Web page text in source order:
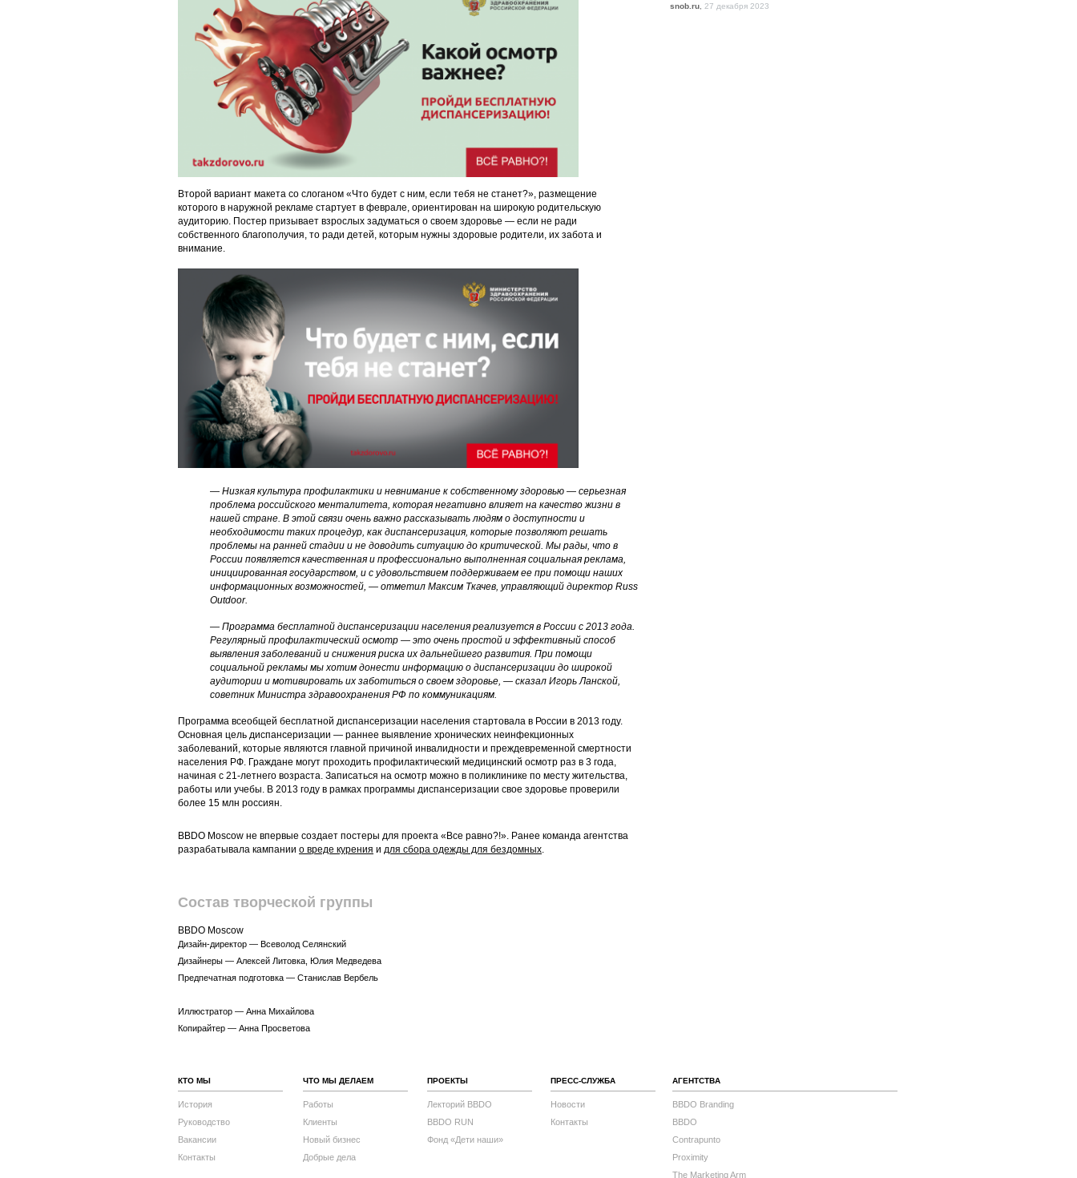
Второй вариант макета со слоганом «Что будет с ним, если тебя не станет?», размещение
которого в наружной рекламе стартует в феврале, ориентирован на широкую родительскую
аудиторию. Постер призывает взрослых задуматься о своем здоровье — если не ради
собственного благополучия, то ради детей, которым нужны здоровые родители, их забота и
внимание.
— Низкая культура профилактики и невнимание к собственному здоровью — серьезная
проблема российского менталитета, которая негативно влияет на качество жизни в
нашей стране. В этой связи очень важно рассказывать людям о доступности и
необходимости таких процедур, как диспансеризация, которые позволяют решать
проблемы на ранней стадии и не доводить ситуацию до критической. Мы рады, что в
России появляется качественная и профессионально выполненная социальная реклама,
инициированная государством, и с удовольствием поддерживаем ее при помощи наших
информационных возможностей, — отметил Максим Ткачев, управляющий директор Russ
Outdoor.
— Программа бесплатной диспансеризации населения реализуется в России с 2013 года.
Регулярный профилактический осмотр — это очень простой и эффективный способ
выявления заболеваний и снижения риска их дальнейшего развития. При помощи
социальной рекламы мы хотим донести информацию о диспансеризации до широкой
аудитории и мотивировать их заботиться о своем здоровье, — сказал Игорь Ланской,
советник Министра здравоохранения РФ по коммуникациям.
Программа всеобщей бесплатной диспансеризации населения стартовала в России в 2013 году.
Основная цель диспансеризации — раннее выявление хронических неинфекционных
заболеваний, которые являются главной причиной инвалидности и преждевременной смертности
населения РФ. Граждане могут проходить профилактический медицинский осмотр раз в 3 года,
начиная с 21-летнего возраста. Записаться на осмотр можно в поликлинике по месту жительства,
работы или учебы. В 2013 году в рамках программы диспансеризации свое здоровье проверили
более 15 млн россиян.
BBDO Moscow не впервые создает постеры для проекта «Все равно?!». Ранее команда агентства
разрабатывала кампании о вреде курения и для сбора одежды для бездомных.
Состав творческой группы
BBDO Moscow
Дизайн-директор — Всеволод Селянский
Дизайнеры — Алексей Литовка, Юлия Медведева
Предпечатная подготовка — Станислав Вербель
Иллюстратор — Анна Михайлова
Копирайтер — Анна Просветова
snob.ru 27 декабря 2023
КТО МЫ
История
Руководство
Вакансии
Контакты
ЧТО МЫ ДЕЛАЕМ
Работы
Клиенты
Новый бизнес
Добрые дела
ПРОЕКТЫ
Лекторий BBDO
BBDO RUN
Фонд «Дети наши»
ПРЕСС-СЛУЖБА
Новости
Контакты
АГЕНТСТВА
BBDO Branding
BBDO
Contrapunto
Proximity
The Marketing Arm